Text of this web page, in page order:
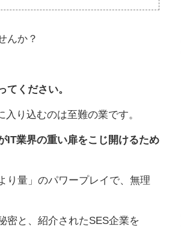
んか？
てください。
り込むのは至難の業です。
IT業界の重い扉をこじ開けるため
り量」のパワープレイで、無理
密と、紹介されたSES企業を